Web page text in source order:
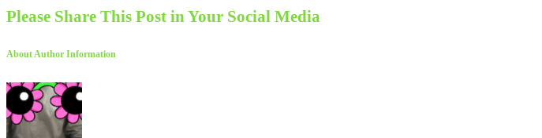
Please Share This Post in Your Social Media
About Author Information